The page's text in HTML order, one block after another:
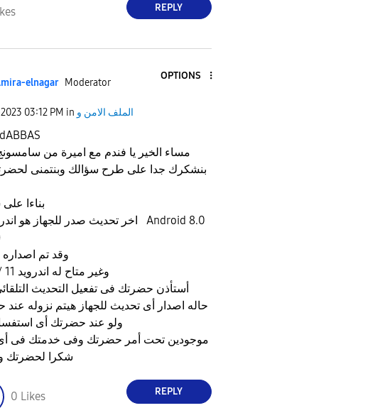
REPLY
elnagar Moderator
OPTIONS
03:12 PM in الملف الامن و
مساء الخير يا فندم مع اميرة من
بنشكرك جدا على طرح سؤالك وبنتمنى
بناءا
وغير متاح له اندرويد 11 /12/13
أستأذن حضرتك فى تفعيل التحديث
ولو عند حضرتك أى
موجودين تحت أمر حضرتك وفى خدمتك فى
0 Likes REPLY